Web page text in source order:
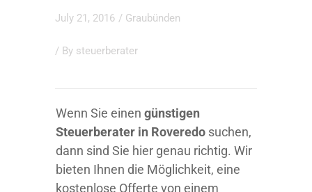
July 21, 2016 / Graubünden
/ By steuerberater
Wenn Sie einen günstigen
Steuerberater in Roveredo suchen,
dann sind Sie hier genau richtig. Wir
bieten Ihnen die Möglichkeit, eine
kostenlose Offerte von einem